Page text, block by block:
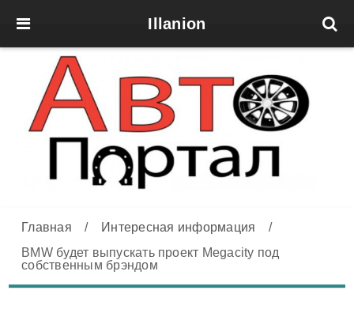
Illanion
Главная / Интересная информация
/
BMW будет выпускать проект Megacity под
собственным брэндом